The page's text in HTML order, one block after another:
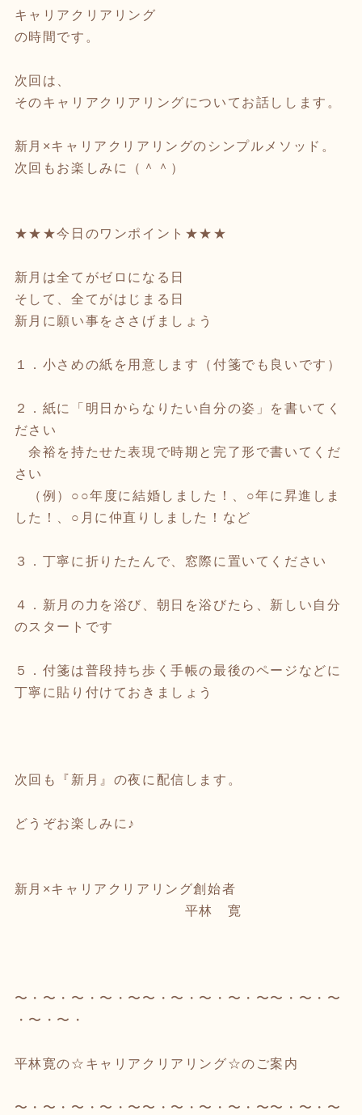
キャリアクリアリング
の時間です。
次回は、
そのキャリアクリアリングについてお話しします。
新月×キャリアクリアリングのシンプルメソッド。
次回もお楽しみに（＾＾）
★★★今日のワンポイント★★★
新月は全てがゼロになる日
そして、全てがはじまる日
新月に願い事をささげましょう
１．小さめの紙を用意します（付箋でも良いです）
２．紙に「明日からなりたい自分の姿」を書いてく
ださい
余裕を持たせた表現で時期と完了形で書いてくだ
さい
（例）○○年度に結婚しました！、○年に昇進しま
した！、○月に仲直りしました！など
３．丁寧に折りたたんで、窓際に置いてください
４．新月の力を浴び、朝日を浴びたら、新しい自分
のスタートです
５．付箋は普段持ち歩く手帳の最後のページなどに
丁寧に貼り付けておきましょう
次回も『新月』の夜に配信します。
どうぞお楽しみに♪
新月×キャリアクリアリング創始者
平林 寛
〜・〜・〜・〜・〜〜・〜・〜・〜・〜〜・〜・〜
・〜・〜・
平林寛の☆キャリアクリアリング☆のご案内
〜・〜・〜・〜・〜〜・〜・〜・〜・〜〜・〜・〜